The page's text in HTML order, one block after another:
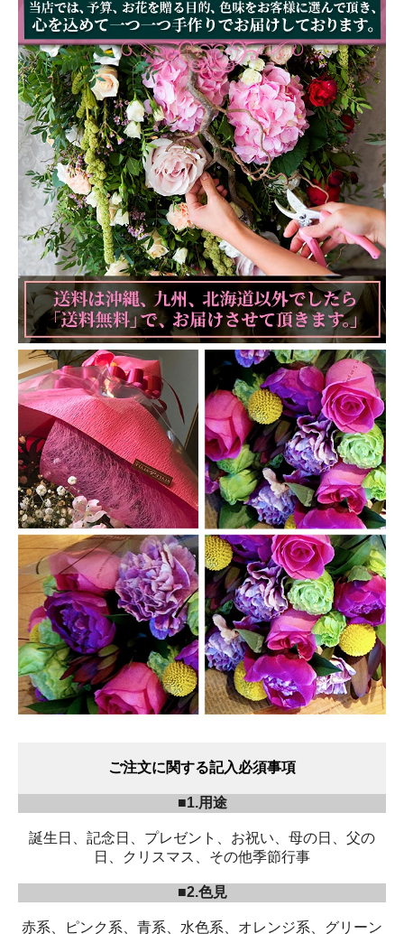
ご注文に関する記入必須事項
■1.用途
誕生日、記念日、プレゼント、お祝い、母の日、父の
日、クリスマス、その他季節行事
■2.色見
赤系、ピンク系、青系、水色系、オレンジ系、グリーン